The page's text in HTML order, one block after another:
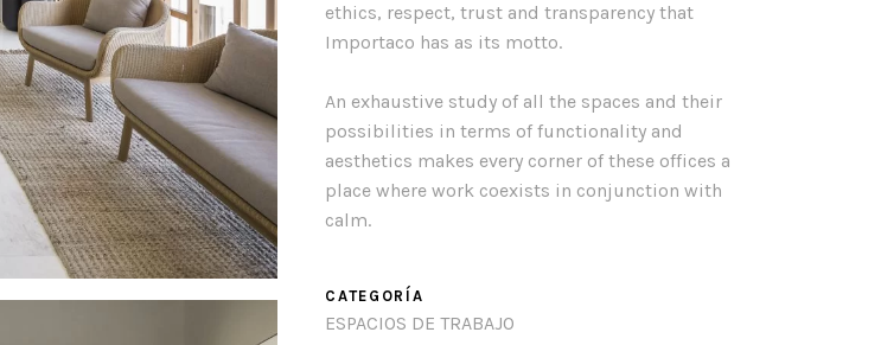
ethics, respect, trust and transparency that
Importaco has as its motto.
An exhaustive study of all the spaces and their
possibilities in terms of functionality and
aesthetics makes every corner of these offices a
place where work coexists in conjunction with
calm.
CATEGORÍA
ESPACIOS DE TRABAJO